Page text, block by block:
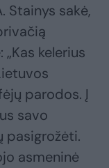
Stainys sakė,
kelerius
parodos. Į
savo
pasigrožėti.
asmeninė